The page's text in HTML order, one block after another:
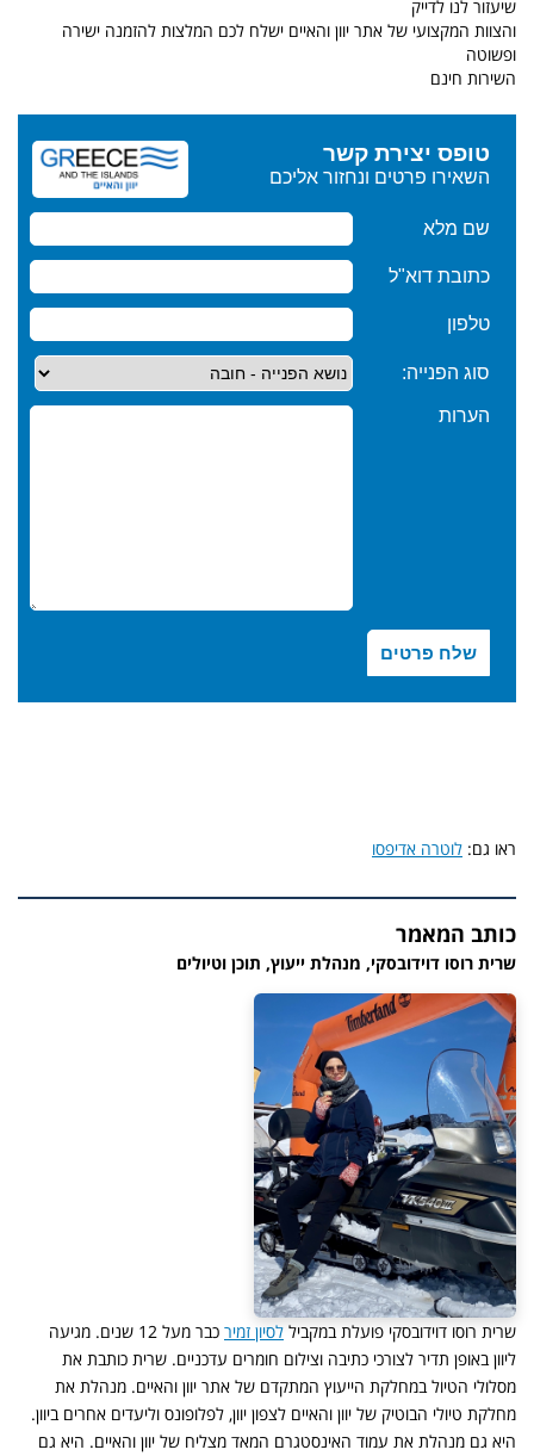
שיעזור לנו לדייק
והצוות המקצועי של אתר יוון והאיים ישלח לכם המלצות להזמנה ישירה
ופשוטה
השירות חינם
ראו גם: לוטרה אדיפסו
כותב המאמר
שרית רוסו דוידובסקי, מנהלת ייעוץ, תוכן וטיולים
שרית רוסו דוידובסקי פועלת במקביל לסיון זמיר
כבר מעל 12 שנים. מגיעה
ליוון באופן תדיר לצורכי כתיבה וצילום חומרים עדכניים. שרית כותבת את
מסלולי הטיול במחלקת הייעוץ המתקדם של אתר יוון והאיים. מנהלת את
מחלקת טיולי הבוטיק של יוון והאיים לצפון יוון, לפלופונס וליעדים אחרים ביוון.
היא גם מנהלת את עמוד האינסטגרם המאד מצליח של יוון והאיים. היא גם